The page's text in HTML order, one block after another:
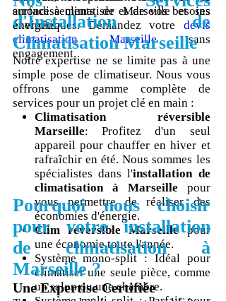
arrondissements de Marseille et ses
environs.
surface à climatiser et de vos besoins
énergétiques. Demandez votre devis
climatisation Marseillesans
engagement.
d'Installation de
Climatisation Marseille
Notre expertise ne se limite pas à une
simple pose de climatiseur. Nous vous
offrons une gamme complète de
services pour un projet clé en main :
Climatisation réversible
Marseille: Profitez d'un seul
appareil pour chauffer en hiver et
rafraîchir en été. Nous sommes les
spécialistes dans l'installation de
climatisation à Marseille pour
vous permettre de réaliser des
économies d'énergie.
Clim reversible Marseillepour
une économie toute l'année.
Système mono-split : Idéal pour
climatiser une seule pièce, comme
un salon ou une chambre.
Pourquoi nous choisir
pour votre installation
de climatisation à
Marseille ?
Une Expertise Certifiée